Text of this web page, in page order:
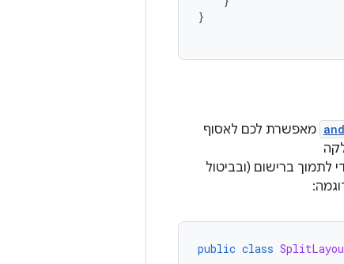
}
מאפשרת לכם לאסוף
לתמוך ברישום (ובביטול
public class